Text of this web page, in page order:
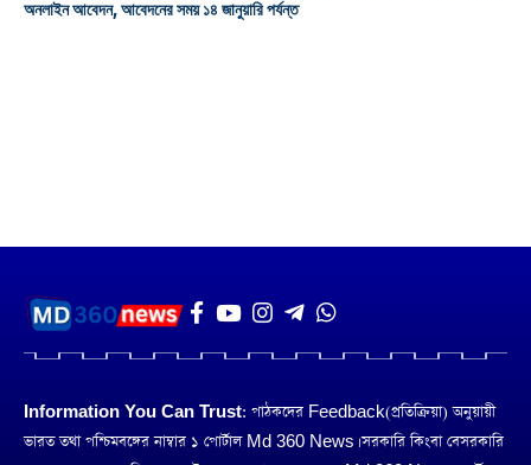
অনলাইন আবেদন, আবেদনের সময় ১৪ জানুয়ারি পর্যন্ত
Information You Can Trust: পাঠকদের Feedback(প্রতিক্রিয়া) অনুয়ায়ী
ভারত তথা পশ্চিমবঙ্গের নাম্বার ১ পোর্টাল Md 360 News। সরকারি কিংবা বেসরকারি